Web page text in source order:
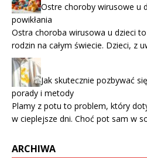
Ostre choroby wirusowe u
powikłania
Ostra choroba wirusowa u dzieci
rodzin na całym świecie. Dzieci, z
Jak skutecznie pozbywać
porady i metody
Plamy z potu to problem, który
w cieplejsze dni. Choć pot sam w
ARCHIWA